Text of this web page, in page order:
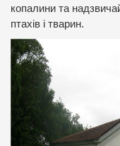
копалини та
птахів і тварин.